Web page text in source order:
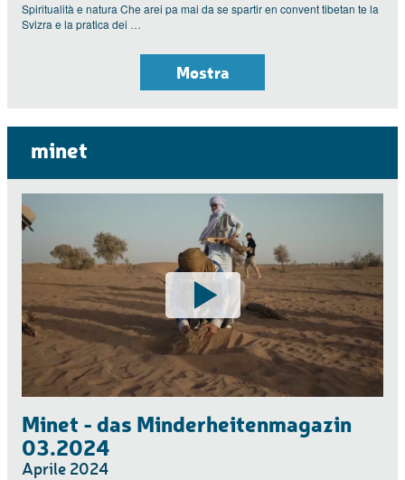
Spiritualità e natura Che arei pa mai da se spartir en convent tibetan te la
Svizra e la pratica dei …
Mostra
minet
Minet - das Minderheitenmagazin
03.2024
Aprile 2024